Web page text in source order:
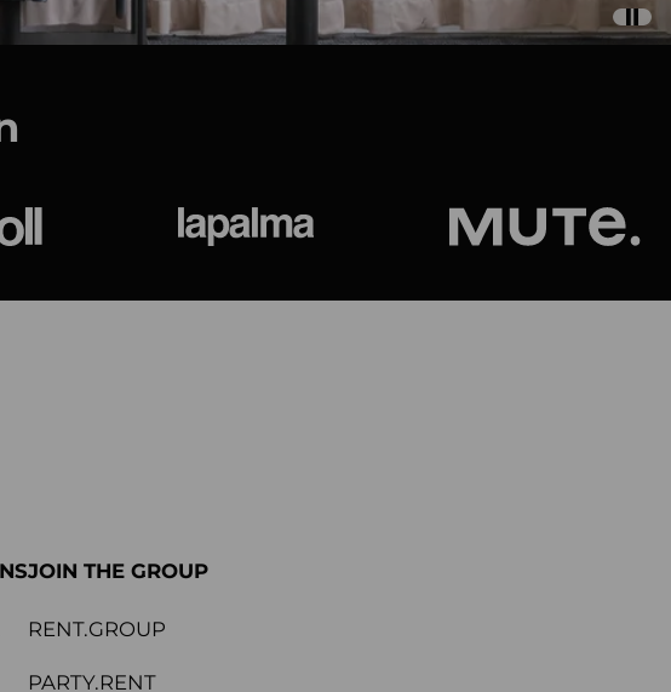
JOIN THE GROUP
RENT.GROUP
PARTY.RENT